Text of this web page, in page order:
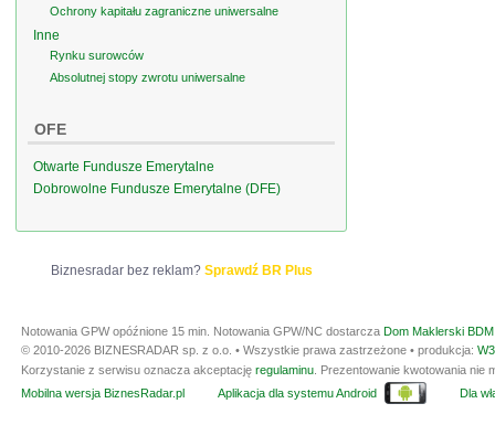
Ochrony kapitału zagraniczne uniwersalne
Inne
Rynku surowców
Absolutnej stopy zwrotu uniwersalne
OFE
Otwarte Fundusze Emerytalne
Dobrowolne Fundusze Emerytalne (DFE)
Biznesradar bez reklam? Sprawdź BR Plus
Notowania GPW opóźnione 15 min. Notowania GPW/NC dostarcza Dom Maklerski
© 2010-2026 BIZNESRADAR sp. z o.o. • Wszystkie prawa zastrzeżone • produkcja:
Korzystanie z serwisu oznacza akceptację regulaminu . Prezentowanie kwotowania
Mobilna wersja BiznesRadar.pl
Aplikacja dla systemu Android Dla